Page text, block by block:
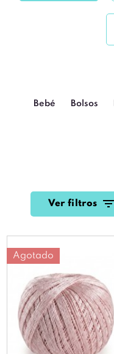
Bebé Bolsos
Ver filtros
Agotado